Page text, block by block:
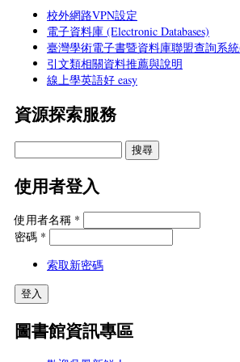
校外網路VPN設定
電子資料庫 (Electronic Databases)
臺灣學術電子書暨資料庫聯盟查詢系統
引文類相關資料推薦與說明
線上學英語好 easy
資源探索服務
使用者登入
使用者名稱 *
密碼 *
索取新密碼
圖書館資訊專區